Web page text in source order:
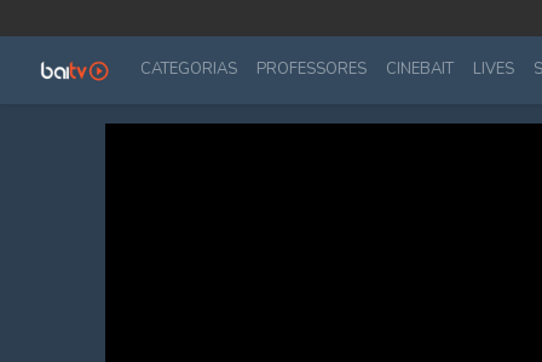
CATEGORIAS PROFESSORES CINEBAIT LIVES